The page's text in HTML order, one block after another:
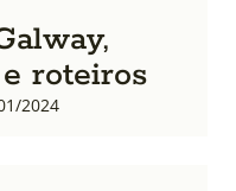
roteiros
2024